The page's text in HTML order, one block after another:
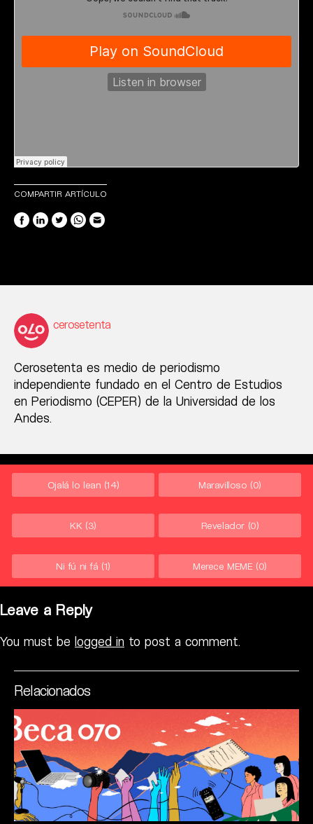
COMPARTIR ARTÍCULO
cerosetenta
Cerosetenta es medio de periodismo
independiente fundado en el Centro de Estudios
en Periodismo (CEPER) de la Universidad de los
Andes.
Ojalá lo lean (14) Maravilloso (0)
KK (3) Revelador (0)
Ni fú ni fá (1) Merece MEME (0)
Leave a Reply
You must be logged in to post a comment.
Relacionados